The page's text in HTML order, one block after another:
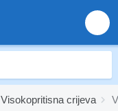
Visokopritisna crijeva